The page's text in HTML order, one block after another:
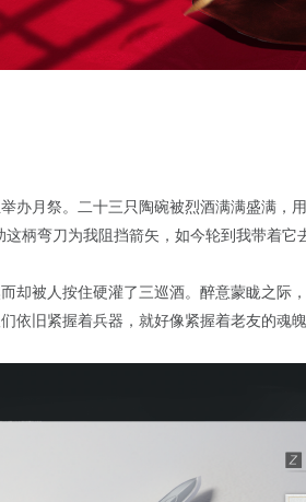
办月祭。二十三只陶碗被烈酒满满盛满，
柄弯刀为我阻挡箭矢，如今轮到我带着它
却被人按住硬灌了三巡酒。醉意蒙眬之际
依旧紧握着兵器，就好像紧握着老友的魂魄